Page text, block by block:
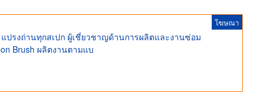
โฆษณา
รงถ่านทุกสเปก ผู้เชี่ยวชาญด้านการผลิตและงานซ่อม
Brush ผลิตงานตามแบ